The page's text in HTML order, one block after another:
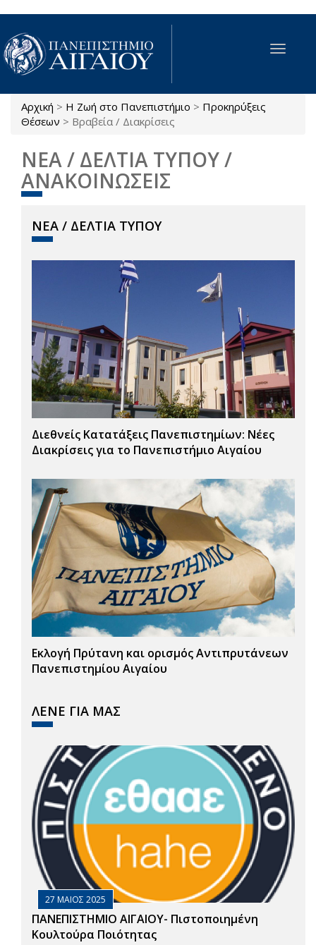
Παράκαμψη προς το κυρίως περιεχόμενο
Toggle
Είστε εδώ
Αρχική > Η Ζωή στο Πανεπιστήμιο > Προκηρύξεις
Θέσεων > Βραβεία / Διακρίσεις
ΝΕΑ / ΔΕΛΤΙΑ ΤΥΠΟΥ /
ΑΝΑΚΟΙΝΩΣΕΙΣ
ΝΕΑ / ΔΕΛΤΙΑ ΤΥΠΟΥ
Διεθνείς Κατατάξεις Πανεπιστημίων: Νέες
Διακρίσεις για το Πανεπιστήμιο Αιγαίου
Εκλογή Πρύτανη και ορισμός Αντιπρυτάνεων
Πανεπιστημίου Αιγαίου
ΛΕΝΕ ΓΙΑ ΜΑΣ
27 ΜΑΙΟΣ 2025
ΠΑΝΕΠΙΣΤΗΜΙΟ ΑΙΓΑΙΟΥ- Πιστοποιημένη
Κουλτούρα Ποιότητας